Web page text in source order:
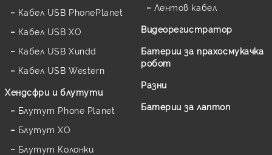
Кабел USB PhonePlanet
Кабел USB XO
Кабел USB Xundd
Кабел USB Western
Хендсфри и блутути
Блутут Phone Planet
Блутут XO
Блутут Колонки
Лентов кабел
Видеорегистратор
Батерии за прахосмукачка
робот
Разни
Батерии за лаптоп